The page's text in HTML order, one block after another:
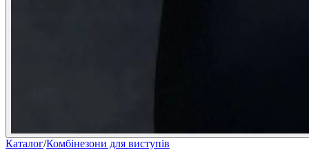
Каталог/Комбінезони для виступів